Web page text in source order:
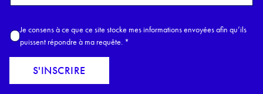
o
E
m
a
l
A
c
c
Je consens à ce que ce site stocke mes informations envoyées afin qu’ils
puissent répondre à ma requête. *
S'INSCRIRE